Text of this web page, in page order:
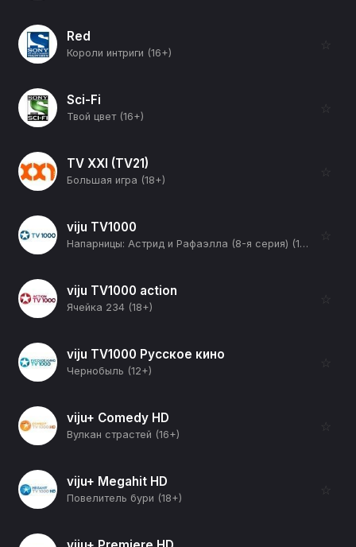
Red
Короли интриги (16+)
☆
Sci-Fi
Твой цвет (16+)
☆
TV XXI (TV21)
Большая игра (18+)
☆
viju TV1000
Напарницы: Астрид и Рафаэлла (8-я серия) (16+)
☆
viju TV1000 action
Ячейка 234 (18+)
☆
viju TV1000 Русское кино
Чернобыль (12+)
☆
viju+ Comedy HD
Вулкан страстей (16+)
☆
viju+ Megahit HD
Повелитель бури (18+)
☆